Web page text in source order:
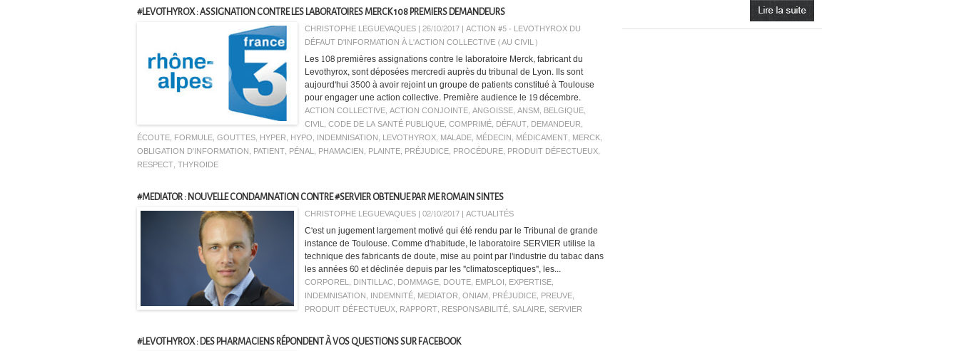
#LEVOTHYROX : ASSIGNATION CONTRE LES LABORATOIRES MERCK 108 PREMIERS DEMANDEURS
CHRISTOPHE LEGUEVAQUES | 26/10/2017 | ACTION #5 - LEVOTHYROX DU
DÉFAUT D'INFORMATION À L'ACTION COLLECTIVE (AU CIVIL)
Les 108 premières assignations contre le laboratoire Merck, fabricant du
Levothyrox, sont déposées mercredi auprès du tribunal de Lyon. Ils sont
aujourd'hui 3500 à avoir rejoint un groupe de patients constitué à Toulouse
pour engager une action collective. Première audience le 19 décembre.
ACTION COLLECTIVE, ACTION CONJOINTE, ANGOISSE, ANSM, BELGIQUE,
CIVIL, CODE DE LA SANTÉ PUBLIQUE, COMPRIMÉ, DÉFAUT, DEMANDEUR,
ÉCOUTE, FORMULE, GOUTTES, HYPER, HYPO, INDEMNISATION, LEVOTHYROX, MALADE, MÉDECIN, MÉDICAMENT, MERCK,
OBLIGATION D'INFORMATION, PATIENT, PÉNAL, PHAMACIEN, PLAINTE, PRÉJUDICE, PROCÉDURE, PRODUIT DÉFECTUEUX,
RESPECT, THYROIDE
#MEDIATOR : NOUVELLE CONDAMNATION CONTRE #SERVIER OBTENUE PAR ME ROMAIN SINTES
CHRISTOPHE LEGUEVAQUES | 02/10/2017 | ACTUALITÉS
C'est un jugement largement motivé qui été rendu par le Tribunal de grande
instance de Toulouse. Comme d'habitude, le laboratoire SERVIER utilise la
technique des fabricants de doute, mise au point par l'industrie du tabac dans
les années 60 et déclinée depuis par les "climatosceptiques", les...
CORPOREL, DINTILLAC, DOMMAGE, DOUTE, EMPLOI, EXPERTISE,
INDEMNISATION, INDEMNITÉ, MEDIATOR, ONIAM, PRÉJUDICE, PREUVE,
PRODUIT DÉFECTUEUX, RAPPORT, RESPONSABILITÉ, SALAIRE, SERVIER
#LEVOTHYROX : DES PHARMACIENS RÉPONDENT À VOS QUESTIONS SUR FACEBOOK